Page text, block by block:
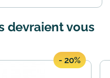
euro dépensé. Dès
devraient vous
- 20%